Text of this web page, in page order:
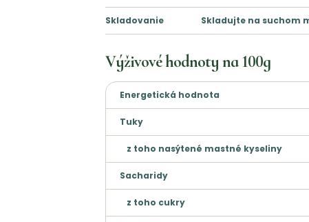
Skladovanie Skladujte na suchom
Výživové hodnoty na100g
Energetická hodnota
Tuky
z toho nasýtené mastné kyseliny
Sacharidy
z toho cukry